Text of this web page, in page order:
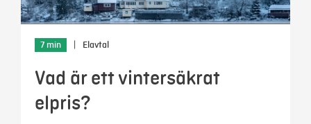
7 min Elavtal
Vad är ett vintersäkrat
elpris?